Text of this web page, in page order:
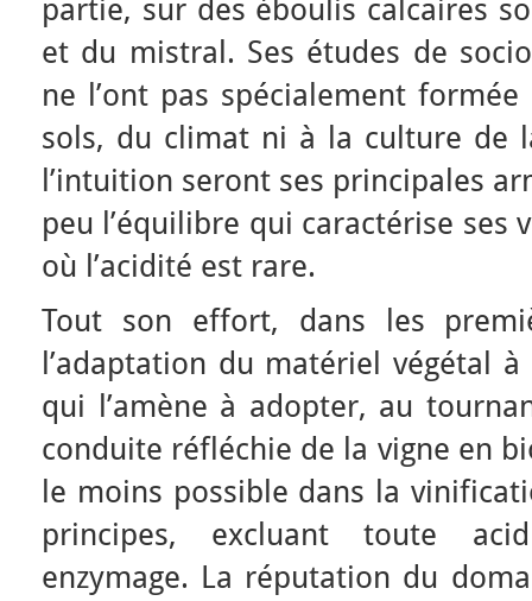
partie, sur des éboulis calcaires
et du mistral. Ses études de
ne l’ont pas spécialement
sols, du climat ni à la culture de
l’intuition seront ses principales
peu l’équilibre qui caractérise ses
où l’acidité est rare.
Tout son effort, dans les
l’adaptation du matériel végétal
qui l’amène à adopter, au
conduite réfléchie de la vigne en
le moins possible dans la
principes, excluant toute
enzymage. La réputation du